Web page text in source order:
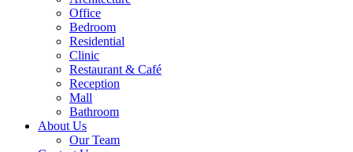
Office
Bedroom
Residential
Clinic
Restaurant & Café
Reception
Mall
Bathroom
About Us
Our Team